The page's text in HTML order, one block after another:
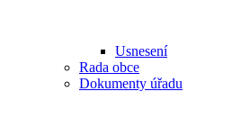
Usnesení
Rada obce
Dokumenty úřadu